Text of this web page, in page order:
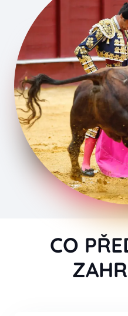
CO